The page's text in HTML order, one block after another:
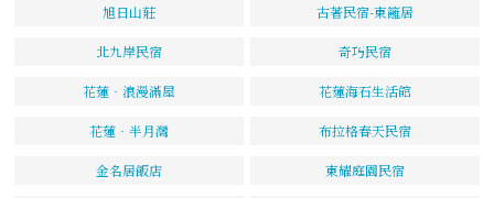
旭日山莊 古著民宿-東籬居
北九岸民宿 奇巧民宿
花蓮‧浪漫滿屋 花蓮海石生活館
花蓮‧半月灣 布拉格春天民宿
金名居飯店 東耀庭園民宿